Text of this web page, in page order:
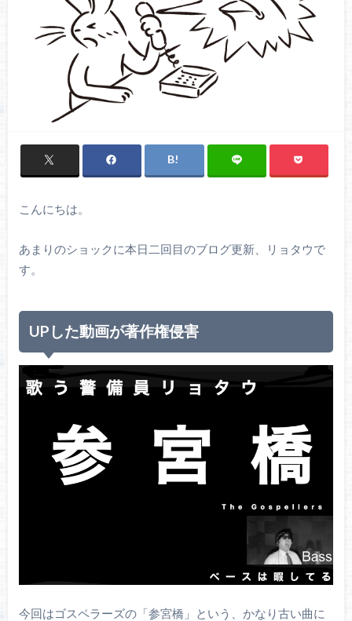
こんにちは。
あまりのショックに本日二回目のブログ更新、リョタウで
す。
UPした動画が著作権侵害
今回はゴスペラーズの「参宮橋」という、かなり古い曲に